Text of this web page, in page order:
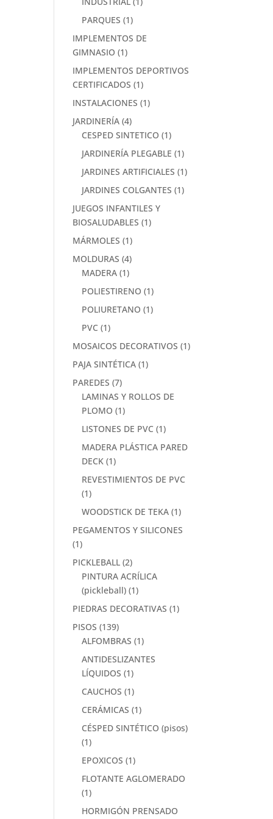
PARQUES (1)
IMPLEMENTOS DE
GIMNASIO (1)
IMPLEMENTOS DEPORTIVOS
CERTIFICADOS (1)
INSTALACIONES (1)
JARDINERÍA (4)
CESPED SINTETICO (1)
JARDINERÍA PLEGABLE (1)
JARDINES ARTIFICIALES (1)
JARDINES COLGANTES (1)
JUEGOS INFANTILES Y
BIOSALUDABLES (1)
MÁRMOLES (1)
MOLDURAS (4)
MADERA (1)
POLIESTIRENO (1)
POLIURETANO (1)
PVC (1)
MOSAICOS DECORATIVOS (1)
PAJA SINTÉTICA (1)
PAREDES (7)
LAMINAS Y ROLLOS DE
PLOMO (1)
LISTONES DE PVC (1)
MADERA PLÁSTICA PARED
DECK (1)
REVESTIMIENTOS DE PVC
(1)
WOODSTICK DE TEKA (1)
PEGAMENTOS Y SILICONES
(1)
PICKLEBALL (2)
PINTURA ACRÍLICA
(pickleball) (1)
PIEDRAS DECORATIVAS (1)
PISOS (139)
ALFOMBRAS (1)
ANTIDESLIZANTES
LÍQUIDOS (1)
CAUCHOS (1)
CERÁMICAS (1)
CÉSPED SINTÉTICO (pisos)
(1)
EPOXICOS (1)
FLOTANTE AGLOMERADO
(1)
HORMIGÓN PRENSADO